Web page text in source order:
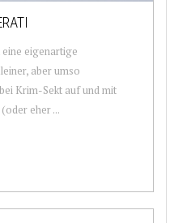
eigenartige
aber umso
Krim-Sekt auf und mit
eher ...